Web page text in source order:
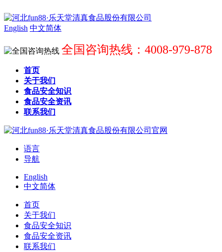
English 中文简体
全国咨询热线：4008-979-878
首页
关于我们
食品安全知识
食品安全资讯
联系我们
语言
导航
English
中文简体
首页
关于我们
食品安全知识
食品安全资讯
联系我们